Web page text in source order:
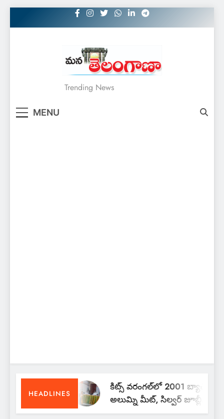
to
MANATELANGANAA
Trending News
MENU
HEADLINES
కిట్స్ వరంగల్‌లో 2001 బ్యాచ్
అలుమ్ని మీట్, సిల్వర్ జూబ్లీ
రీయూనియన్